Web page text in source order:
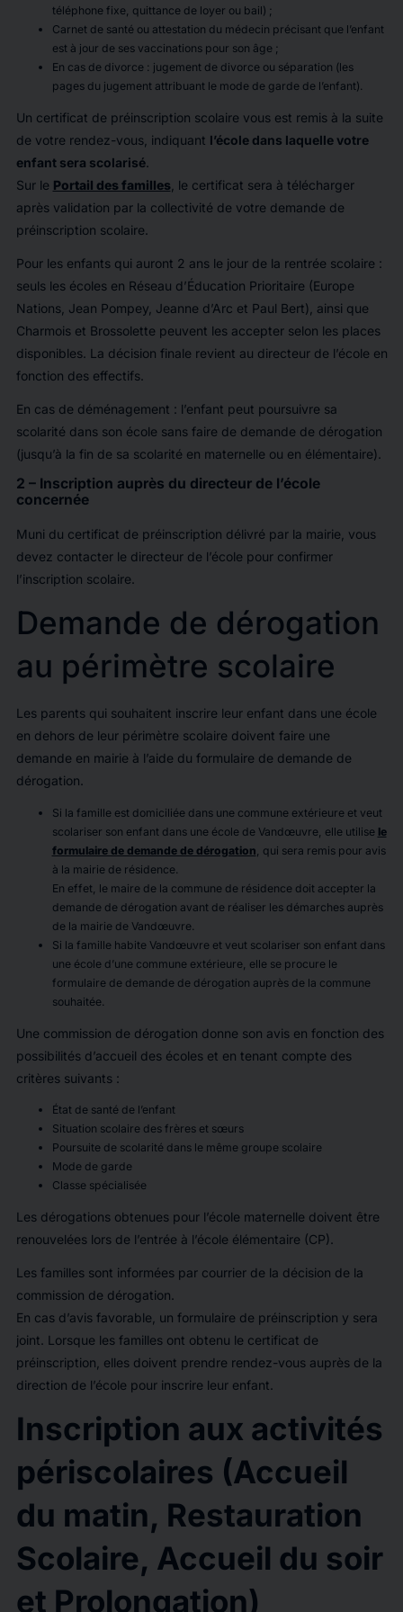
téléphone fixe, quittance de loyer ou bail) ;
Carnet de santé ou attestation du médecin précisant que l’enfant
est à jour de ses vaccinations pour son âge ;
En cas de divorce : jugement de divorce ou séparation (les
pages du jugement attribuant le mode de garde de l’enfant).
Un certificat de préinscription scolaire vous est remis à la suite
de votre rendez-vous, indiquant l’école dans laquelle votre
enfant sera scolarisé.
Sur le Portail des familles, le certificat sera à télécharger
après validation par la collectivité de votre demande de
préinscription scolaire.
Pour les enfants qui auront 2 ans le jour de la rentrée scolaire :
seuls les écoles en Réseau d’Éducation Prioritaire (Europe
Nations, Jean Pompey, Jeanne d’Arc et Paul Bert), ainsi que
Charmois et Brossolette peuvent les accepter selon les places
disponibles. La décision finale revient au directeur de l’école en
fonction des effectifs.
En cas de déménagement : l’enfant peut poursuivre sa
scolarité dans son école sans faire de demande de dérogation
(jusqu’à la fin de sa scolarité en maternelle ou en élémentaire).
2 – Inscription auprès du directeur de l’école
concernée
Muni du certificat de préinscription délivré par la mairie, vous
devez contacter le directeur de l’école pour confirmer
l’inscription scolaire.
Demande de dérogation
au périmètre scolaire
Les parents qui souhaitent inscrire leur enfant dans une école
en dehors de leur périmètre scolaire doivent faire une
demande en mairie à l’aide du formulaire de demande de
dérogation.
Si la famille est domiciliée dans une commune extérieure et veut
scolariser son enfant dans une école de Vandœuvre, elle utilise le
formulaire de demande de dérogation , qui sera remis pour avis
à la mairie de résidence.
En effet, le maire de la commune de résidence doit accepter la
demande de dérogation avant de réaliser les démarches auprès
de la mairie de Vandœuvre.
Si la famille habite Vandœuvre et veut scolariser son enfant dans
une école d’une commune extérieure, elle se procure le
formulaire de demande de dérogation auprès de la commune
souhaitée.
Une commission de dérogation donne son avis en fonction des
possibilités d’accueil des écoles et en tenant compte des
critères suivants :
État de santé de l’enfant
Situation scolaire des frères et sœurs
Poursuite de scolarité dans le même groupe scolaire
Mode de garde
Classe spécialisée
Les dérogations obtenues pour l’école maternelle doivent être
renouvelées lors de l’entrée à l’école élémentaire (CP).
Les familles sont informées par courrier de la décision de la
commission de dérogation.
En cas d’avis favorable, un formulaire de préinscription y sera
joint. Lorsque les familles ont obtenu le certificat de
préinscription, elles doivent prendre rendez-vous auprès de la
direction de l’école pour inscrire leur enfant.
Inscription aux activités
périscolaires (Accueil
du matin, Restauration
Scolaire, Accueil du soir
et Prolongation)